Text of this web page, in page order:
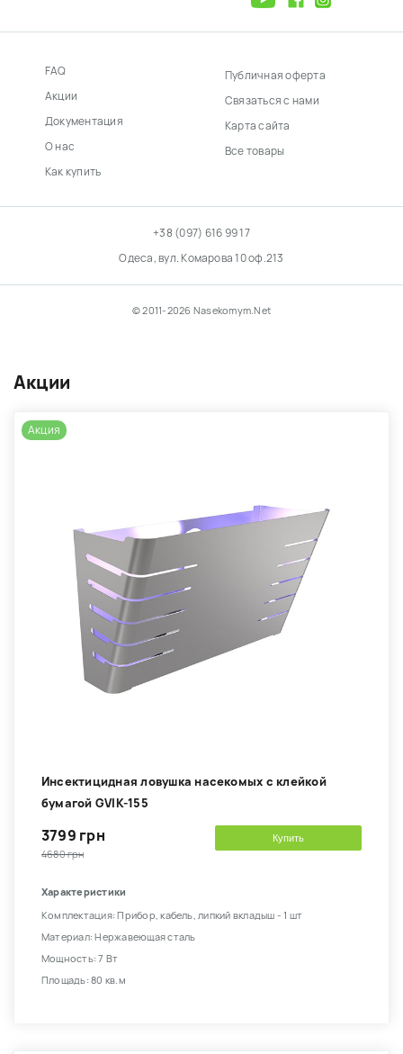
Акции
Акция
Инсектицидная ловушка насекомых с клейкой
бумагой GVIK-155
3799 грн
4680 грн
Купить
Характеристики
Комплектация: Прибор, кабель, липкий вкладыш - 1 шт
Материал: Нержавеющая сталь
Мощность: 7 Вт
Площадь: 80 кв.м
FAQ
Акции
Документация
О нас
Как купить
Публичная оферта
Связаться с нами
Карта сайта
Все товары
+38 (097) 616 99 17
Одеса, вул. Комарова 10 оф.213
© 2011-2026 Nasekomym.Net